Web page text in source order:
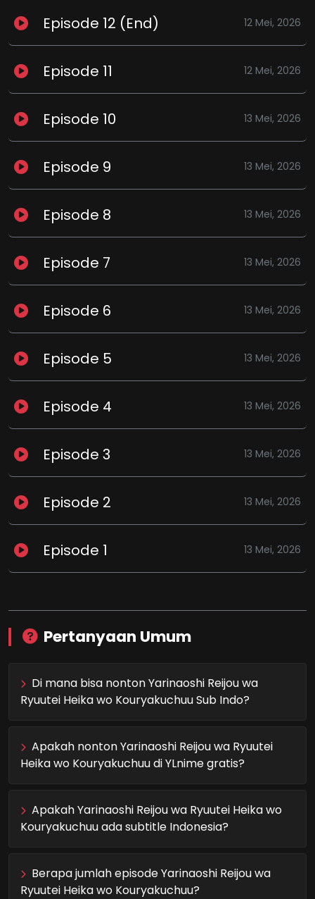
Episode 12 (End) 12 Mei, 2026
Episode 11 12 Mei, 2026
Episode 10 13 Mei, 2026
Episode 9 13 Mei, 2026
Episode 8 13 Mei, 2026
Episode 7 13 Mei, 2026
Episode 6 13 Mei, 2026
Episode 5 13 Mei, 2026
Episode 4 13 Mei, 2026
Episode 3 13 Mei, 2026
Episode 2 13 Mei, 2026
Episode 1 13 Mei, 2026
Pertanyaan Umum
Di mana bisa nonton Yarinaoshi Reijou wa
Ryuutei Heika wo Kouryakuchuu Sub Indo?
Apakah nonton Yarinaoshi Reijou wa Ryuutei
Heika wo Kouryakuchuu di YLnime gratis?
Apakah Yarinaoshi Reijou wa Ryuutei Heika wo
Kouryakuchuu ada subtitle Indonesia?
Berapa jumlah episode Yarinaoshi Reijou wa
Ryuutei Heika wo Kouryakuchuu?